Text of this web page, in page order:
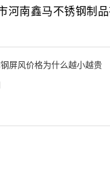
河南鑫马不锈钢制品
屏风价格为什么越小越贵